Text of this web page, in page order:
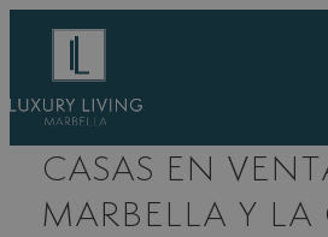
contenido
CASAS EN
MARBELLA Y LA